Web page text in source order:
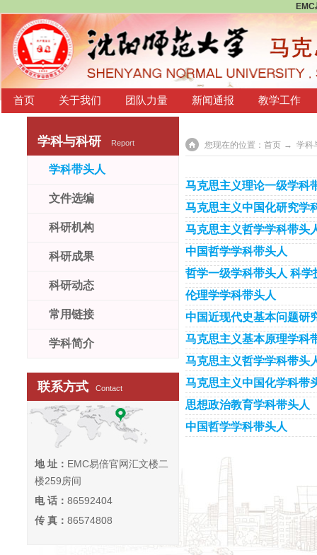
首页 关于我们 团队力量 新闻通报 教学工作
您现在的位置： 首页 → 学科
马克思主义理论一级学科
马克思主义中国化研究学
马克思主义哲学学科带头
中国哲学学科带头人
哲学一级学科带头人 科
伦理学学科带头人
中国近现代史基本问题研
马克思主义基本原理学科
马克思主义哲学学科带头
马克思主义中国化学科带
思想政治教育学科带头人
中国哲学学科带头人
学科与科研 Report
学科带头人
文件选编
科研机构
科研成果
科研动态
常用链接
学科简介
联系方式 Contact
地 址： EMC易倍官网汇文楼二
楼259房间
电 话： 86592404
传 真： 86574808